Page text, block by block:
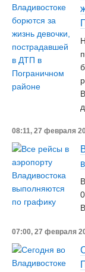
08:11, 27 февраля
07:00, 27 февраля